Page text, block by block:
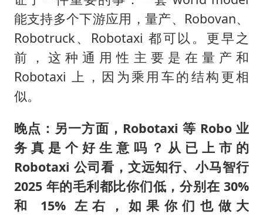
能支持多个下游应用，量产、Robovan、
Robotruck、Robotaxi 都可以。更早之
前，这种通用性主要是在量产和
Robotaxi 上，因为乘用车的结构更相
似。
晚点：另一方面，Robotaxi 等 Robo 业
务真是个好生意吗？从已上市的
Robotaxi 公司看，文远知行、小马智行
2025 年的毛利都比你们低，分别在 30%
和 15% 左右，如果你们也做大